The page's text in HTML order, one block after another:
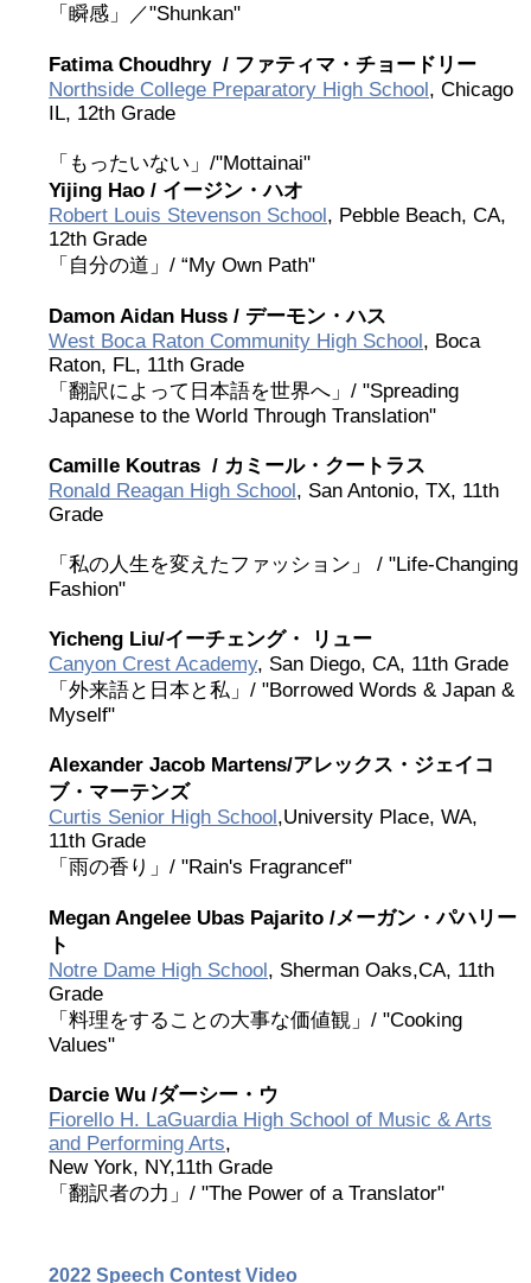
2019 Winner
2019 Results
2018 Winners
2017 Winners
2016 Winners
2015 Winners
2014 Results
2013 Results
奨学金
2023 Resipiant
2019 Recipients
2018 Recipients
2017 Recipients
2016 Recipients
2015 Recipients
2014 受賞者
2013 受賞者
「瞬感」／"Shunkan"
Fatima Choudhry / ファティマ・チョードリー
Northside College Preparatory High School, Chicago
IL, 12th Grade
「もったいない」/"Mottainai"
Yijing Hao / イージン・ハオ
Robert Louis Stevenson School, Pebble Beach, CA,
12th Grade
「自分の道」/ “My Own Path"
Damon Aidan Huss / デーモン・ハス
West Boca Raton Community High School, Boca
Raton, FL, 11th Grade
「翻訳によって日本語を世界へ」/ "Spreading
Japanese to the World Through Translation"
Camille Koutras / カミール・クートラス
Ronald Reagan High School, San Antonio, TX, 11th
Grade
「私の人生を変えたファッション」 / "Life-Changing
Fashion"
Yicheng Liu/イーチェング・
リュー
Canyon Crest Academy, San Diego, CA, 11th Grade
「外来語と日本と私」/ "Borrowed Words & Japan &
Myself"
Alexander Jacob Martens/アレックス・ジェイコ
ブ・マーテンズ
Curtis Senior High School,University Place, WA,
11th Grade
「雨の香り」/ "Rain's Fragrancef"
Megan Angelee Ubas Pajarito /メーガン・パハリー
ト
Notre Dame High School, Sherman Oaks,CA, 11th
Grade
「料理をすることの大事な価値観」/ "Cooking
Values"
Darcie Wu /ダーシー・ウ
Fiorello H. LaGuardia High School of Music & Arts
and Performing Arts,
New York, NY,11th Grade
「翻訳者の力」/ "The Power of a Translator"
2022 Speech Contest Video